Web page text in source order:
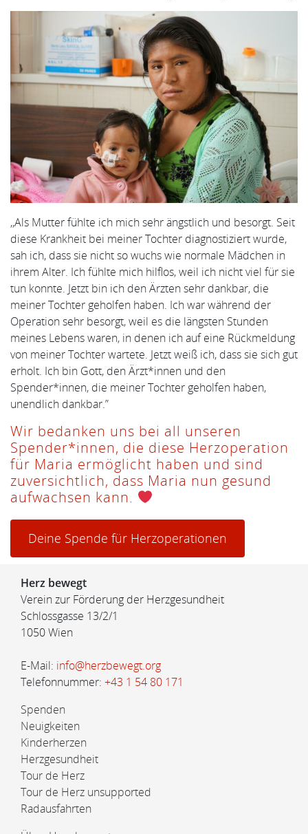
,,Als Mutter fühlte ich mich sehr ängstlich und besorgt. Seit
diese Krankheit bei meiner Tochter diagnostiziert wurde,
sah ich, dass sie nicht so wuchs wie normale Mädchen in
ihrem Alter. Ich fühlte mich hilflos, weil ich nicht viel für sie
tun konnte. Jetzt bin ich den Ärzten sehr dankbar, die
meiner Tochter geholfen haben. Ich war während der
Operation sehr besorgt, weil es die längsten Stunden
meines Lebens waren, in denen ich auf eine Rückmeldung
von meiner Tochter wartete. Jetzt weiß ich, dass sie sich gut
erholt. Ich bin Gott, den Ärzt*innen und den
Spender*innen, die meiner Tochter geholfen haben,
unendlich dankbar.”
Wir bedanken uns bei all unseren
Spender*innen, die diese Herzoperation
für Maria ermöglicht haben und sind
zuversichtlich, dass Maria nun gesund
aufwachsen kann.
Deine Spende für Herzoperationen
Herz bewegt
Verein zur Förderung der Herzgesundheit
Schlossgasse 13/2/1
1050 Wien
E-Mail: info@herzbewegt.org
Telefonnummer: +43 1 54 80 171
Spenden
Neuigkeiten
Kinderherzen
Herzgesundheit
Tour de Herz
Tour de Herz unsupported
Radausfahrten